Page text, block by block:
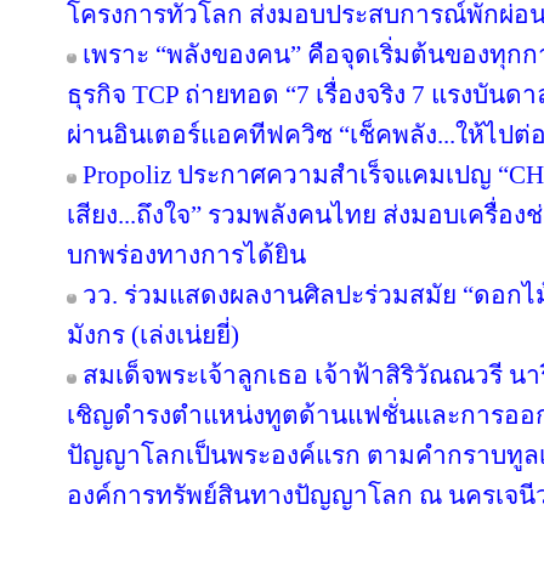
โครงการทั่วโลก ส่งมอบประสบการณ์พักผ่อ
เพราะ “พลังของคน” คือจุดเริ่มต้นของทุก
ธุรกิจ TCP ถ่ายทอด “7 เรื่องจริง 7 แรงบันด
ผ่านอินเตอร์แอคทีฟควิซ “เช็คพลัง...ให้ไปต่
Propoliz ประกาศความสำเร็จแคมเปญ
เสียง...ถึงใจ” รวมพลังคนไทย ส่งมอบเครื่อ
บกพร่องทางการได้ยิน
วว. ร่วมแสดงผลงานศิลปะร่วมสมัย “ดอก
มังกร (เล่งเน่ยยี่)
สมเด็จพระเจ้าลูกเธอ เจ้าฟ้าสิริวัณณวรี
เชิญดำรงตำแหน่งทูตด้านแฟชั่นและการอ
ปัญญาโลกเป็นพระองค์แรก ตามคำกราบทู
องค์การทรัพย์สินทางปัญญาโลก ณ นครเจนี